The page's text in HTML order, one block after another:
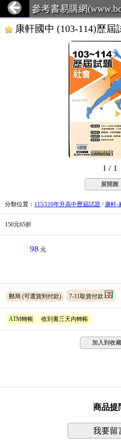
參考書易購網
康軒國中 (103-114)歷屆
1 / 1
展開圖
分類位置 ： 115/116年升高中歷屆試題 / 康軒-
150元65折
98 元
郵局 (可選貨到付款) 7-11取貨付款
ATM轉帳 收到書三天內轉帳
加入到收
商品提
我要留